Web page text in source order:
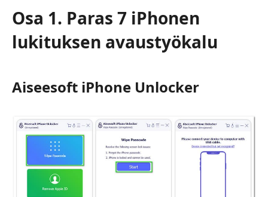
Osa 1. Paras 7 iPhonen
lukituksen avaustyökalu
Aiseesoft iPhone Unlocker